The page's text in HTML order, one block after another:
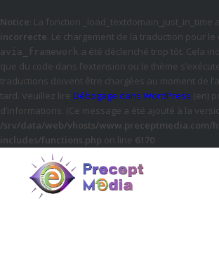
Notice : La fonction
incorrecte . Le chargement de la traduction pour
avia_framework a été déclenché trop tôt. Cela
que du code dans l’extension ou le thème
traductions doivent être chargées au moment de
tard. Veuillez lire Débogage dans WordPress (en)
d’informations. (Ce message a été ajouté à la
/srv/data/web/vhosts/www.preceptmedia.com/
includes/functions.php on line 6170